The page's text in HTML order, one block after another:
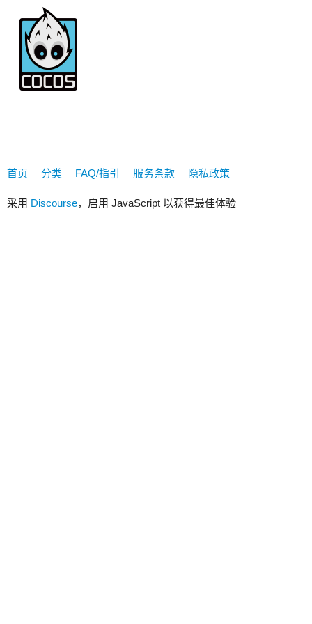
1638132445
首页 分类 FAQ/指引 服务条款 隐私政策
采用 Discourse，启用 JavaScript 以获得最佳体验